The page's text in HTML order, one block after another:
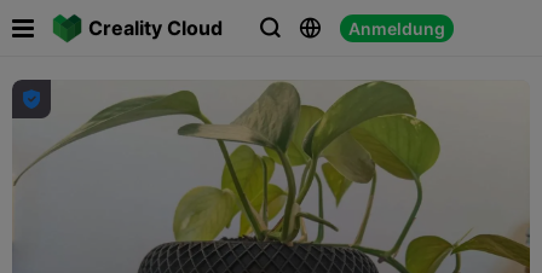
Creality Cloud   Anmeldung
